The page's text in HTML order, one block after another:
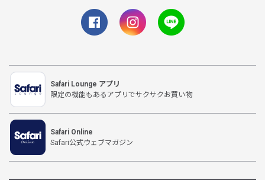
Safari Lounge アプリ
限定の機能もあるアプリでサクサクお買い物
Safari Online
Safari公式ウェブマガジン